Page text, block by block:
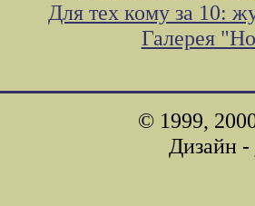
Для тех кому за 10:
Галерея
© 1999,
Дизайн -